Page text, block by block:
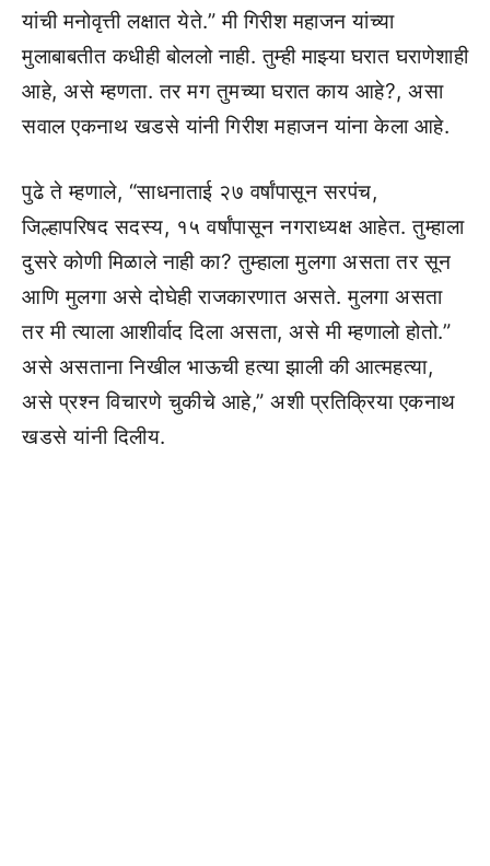
यांची मनोवृत्ती लक्षात येते.” मी गिरीश महाजन यांच्या
मुलाबाबतीत कधीही बोललो नाही. तुम्ही माझ्या घरात घराणेशाही
आहे, असे म्हणता. तर मग तुमच्या घरात काय आहे?, असा
सवाल एकनाथ खडसे यांनी गिरीश महाजन यांना केला आहे.
पुढे ते म्हणाले, “साधनाताई २७ वर्षांपासून सरपंच,
जिल्हापरिषद सदस्य, १५ वर्षांपासून नगराध्यक्ष आहेत. तुम्हाला
दुसरे कोणी मिळाले नाही का? तुम्हाला मुलगा असता तर सून
आणि मुलगा असे दोघेही राजकारणात असते. मुलगा असता
तर मी त्याला आशीर्वाद दिला असता, असे मी म्हणालो होतो.”
असे असताना निखील भाऊची हत्या झाली की आत्महत्या,
असे प्रश्न विचारणे चुकीचे आहे,” अशी प्रतिक्रिया एकनाथ
खडसे यांनी दिलीय.